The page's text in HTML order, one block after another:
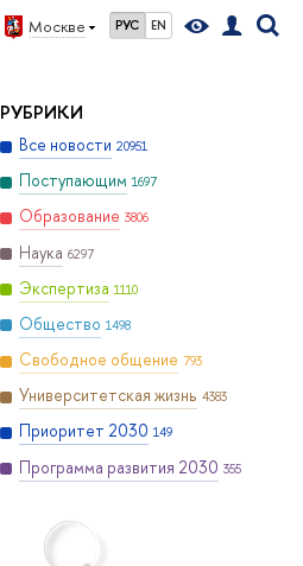
Москве РУС EN
РУБРИКИ
Все новости 20951
Поступающим 1697
Образование 3806
Наука 6297
Экспертиза 1110
Общество 1498
Свободное общение 793
Университетская жизнь 4383
Приоритет 2030 149
Программа развития 2030 355